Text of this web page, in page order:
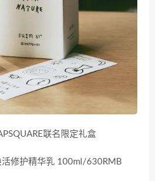
联名限定礼盒
活修护精华乳 100ml/630RMB